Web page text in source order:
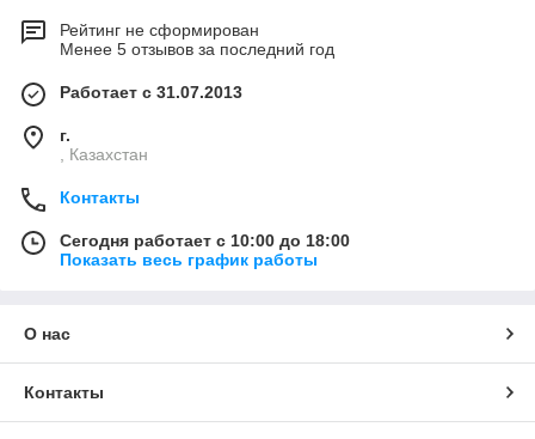
Рейтинг не сформирован
Менее 5 отзывов за последний год
Работает с 31.07.2013
г.
, Казахстан
Контакты
Сегодня работает с 10:00 до 18:00
Показать весь график работы
О нас
Контакты